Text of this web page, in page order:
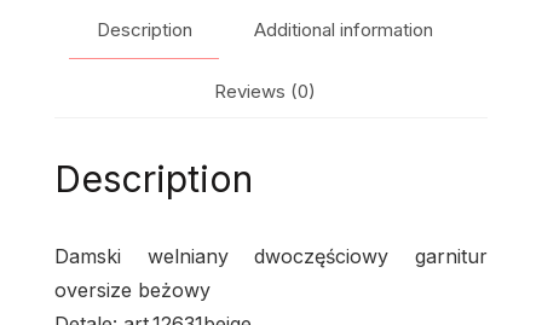
Description Additional information
Reviews (0)
Description
Damski welniany dwoczęściowy garnitur
oversize beżowy